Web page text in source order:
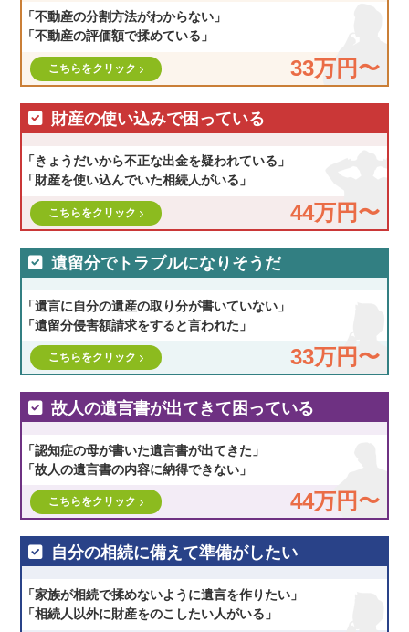
「不動産の分割方法がわからない」
「不動産の評価額で揉めている」
33万円〜
こちらをクリック
財産の使い込みで困っている
「きょうだいから不正な出金を疑われている」
「財産を使い込んでいた相続人がいる」
44万円〜
こちらをクリック
遺留分でトラブルになりそうだ
「遺言に自分の遺産の取り分が書いていない」
「遺留分侵害額請求をすると言われた」
33万円〜
こちらをクリック
故人の遺言書が出てきて困っている
「認知症の母が書いた遺言書が出てきた」
「故人の遺言書の内容に納得できない」
44万円〜
こちらをクリック
自分の相続に備えて準備がしたい
「家族が相続で揉めないように遺言を作りたい」
「相続人以外に財産をのこしたい人がいる」